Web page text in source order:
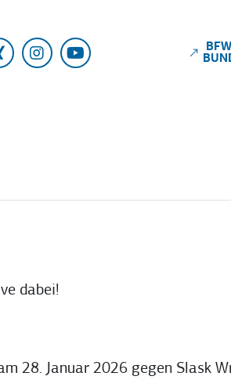
Xing InstagramYoutube
BFW
dabei!
28. Januar 2026 gegen Slask